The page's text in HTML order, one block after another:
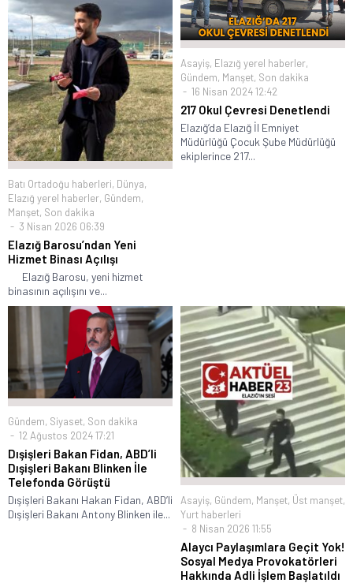
Batı Ortadoğu haberleri, Dünya,
Elazığ yerel haberler, Gündem,
Manşet, Son dakika
3 Nisan 2026 06:39
Elazığ Barosu’ndan Yeni
Hizmet Binası Açılışı
Elazığ Barosu, yeni hizmet
binasının açılışını ve...
Asayiş, Elazığ yerel haberler,
Gündem, Manşet, Son dakika
16 Nisan 2024 12:42
217 Okul Çevresi Denetlendi
Elazığ’da Elazığ İl Emniyet
Müdürlüğü Çocuk Şube Müdürlüğü
ekiplerince 217...
Gündem, Siyaset, Son dakika
12 Ağustos 2024 17:21
Dışişleri Bakan Fidan, ABD’li
Dışişleri Bakanı Blinken İle
Telefonda Görüştü
Dışişleri Bakanı Hakan Fidan, ABD’li
Dışişleri Bakanı Antony Blinken ile...
Asayiş, Gündem, Manşet, Üst manşet,
Yurt haberleri
8 Nisan 2026 11:55
Alaycı Paylaşımlara Geçit Yok!
Sosyal Medya Provokatörleri
Hakkında Adli İşlem Başlatıldı